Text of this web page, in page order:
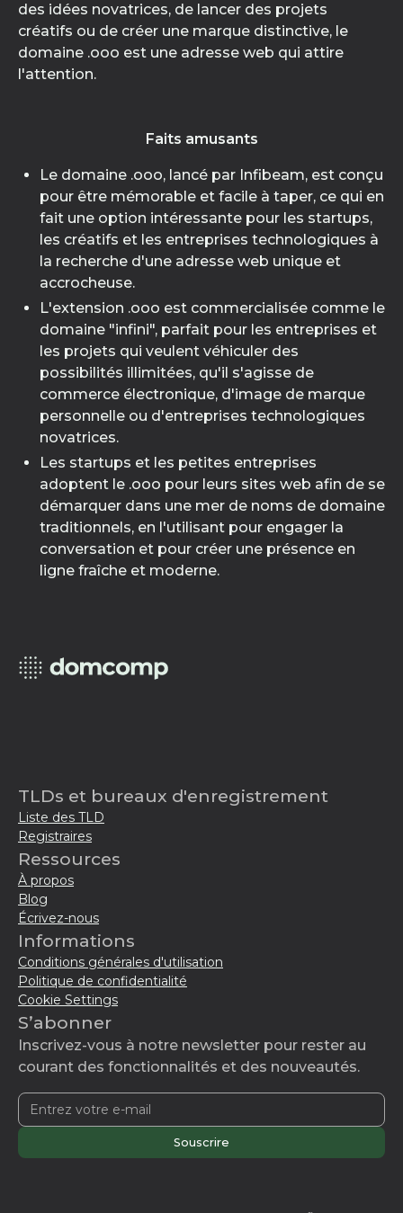
des idées novatrices, de lancer des projets
créatifs ou de créer une marque distinctive, le
domaine .ooo est une adresse web qui attire
l'attention.
Faits amusants
Le domaine .ooo, lancé par Infibeam, est conçu
pour être mémorable et facile à taper, ce qui en
fait une option intéressante pour les startups,
les créatifs et les entreprises technologiques à
la recherche d'une adresse web unique et
accrocheuse.
L'extension .ooo est commercialisée comme le
domaine "infini", parfait pour les entreprises et
les projets qui veulent véhiculer des
possibilités illimitées, qu'il s'agisse de
commerce électronique, d'image de marque
personnelle ou d'entreprises technologiques
novatrices.
Les startups et les petites entreprises
adoptent le .ooo pour leurs sites web afin de se
démarquer dans une mer de noms de domaine
traditionnels, en l'utilisant pour engager la
conversation et pour créer une présence en
ligne fraîche et moderne.
TLDs et bureaux d'enregistrement
Liste des TLD
Registraires
Ressources
À propos
Blog
Écrivez-nous
Informations
Conditions générales d'utilisation
Politique de confidentialité
Cookie Settings
S’abonner
Inscrivez-vous à notre newsletter pour rester au
courant des fonctionnalités et des nouveautés.